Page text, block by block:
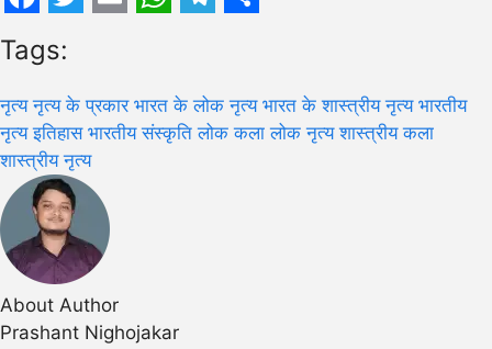
Facebook
Tags:
नृत्य नृत्य के प्रकार भारत के लोक नृत्य भारत के शास्त्रीय नृत्य भारतीय
नृत्य इतिहास भारतीय संस्कृति लोक कला लोक नृत्य शास्त्रीय कला
शास्त्रीय नृत्य
About Author
Prashant Nighojakar